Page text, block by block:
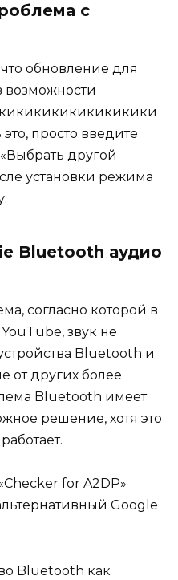
с
обновление для
возможности
просто введите
другой
установки режима
Bluetooth аудио
согласно которой в
звук не
Bluetooth и
от других более
Bluetooth имеет
решение, хотя это
for A2DP»
Google
Bluetooth как